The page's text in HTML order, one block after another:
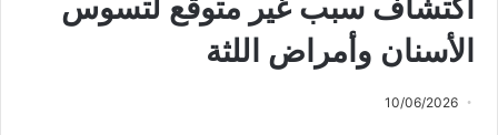
اكتشاف سبب غير متوقع لتسوس
الأسنان وأمراض اللثة
10/06/2026